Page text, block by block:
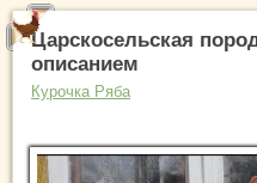
Царскосельская
описанием
Курочка Ряба